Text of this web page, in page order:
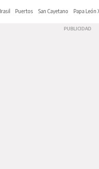
Puertos San Cayetano Papa León